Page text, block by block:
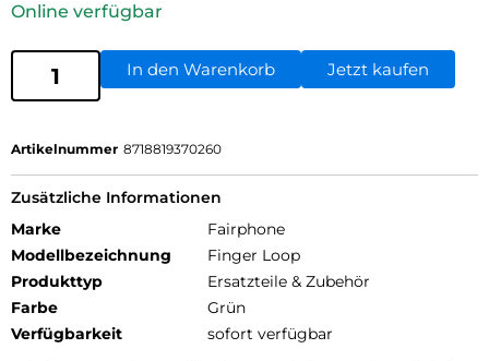
Online verfügbar
In den Warenkorb Jetzt kaufen
Artikelnummer 8718819370260
Zusätzliche Informationen
Marke
Fairphone
Modellbezeichnung
Finger Loop
Produkttyp
Ersatzteile & Zubehör
Farbe
Grün
Verfügbarkeit
sofort verfügbar